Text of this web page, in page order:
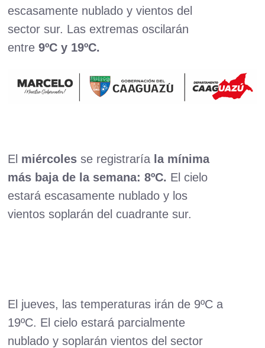
escasamente nublado y vientos del
sector sur. Las extremas oscilarán
entre9ºC y 19ºC.
El miércolesse registraría la mínima
más baja de la semana: 8ºC. El cielo
estará escasamente nublado y los
vientos soplarán del cuadrante sur.
El jueves, las temperaturas irán de 9ºC a
19ºC. El cielo estará parcialmente
nublado y soplarán vientos del sector